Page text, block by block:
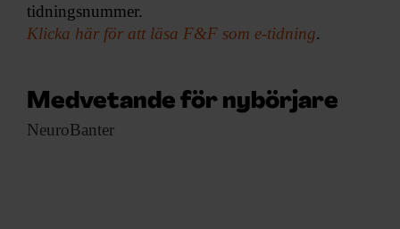
NYHETSBREV
tidningsnummer.
Klicka här för att läsa F&F som e-tidning.
Medvetande för nybörjare
NeuroBanter